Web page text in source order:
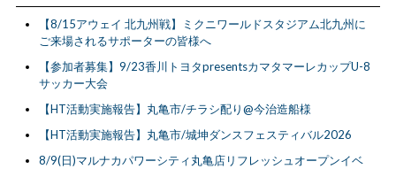
【8/15アウェイ 北九州戦】ミクニワールドスタジアム北九州に
ご来場されるサポーターの皆様へ
【参加者募集】9/23香川トヨタpresentsカマタマーレカップU-8
サッカー大会
【HT活動実施報告】丸亀市/チラシ配り@今治造船様
【HT活動実施報告】丸亀市/城坤ダンスフェスティバル2026
8/9(日)マルナカパワーシティ丸亀店リフレッシュオープンイベ